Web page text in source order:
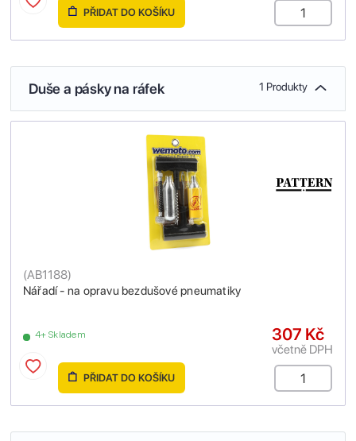
PŘIDAT DO KOŠÍKU
Duše a pásky na ráfek 1 Produkty
Nářadí - na opravu bezdušové pneumatiky
(AB1188)
4+ Skladem 307 Kč
včetně DPH
PŘIDAT DO KOŠÍKU